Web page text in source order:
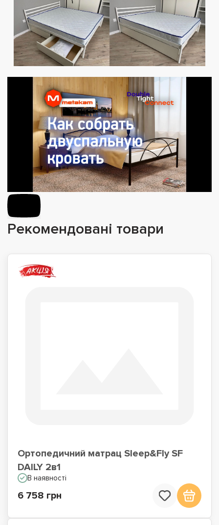
Рекомендовані товари
Ортопедичний матрац Sleep&Fly SF
DAILY 2в1
В наявності
6 758 грн